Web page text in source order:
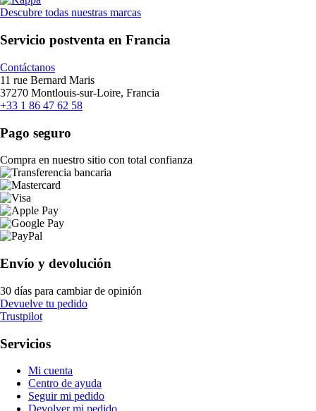
Descubre todas nuestras marcas
Servicio postventa en Francia
Contáctanos
11 rue Bernard Maris
37270 Montlouis-sur-Loire, Francia
+33 1 86 47 62 58
Pago seguro
Compra en nuestro sitio con total confianza
Envío y devolución
30 días para cambiar de opinión
Devuelve tu pedido
Trustpilot
Servicios
Mi cuenta
Centro de ayuda
Seguir mi pedido